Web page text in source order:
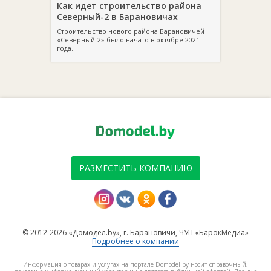
Как идет строительство района
Северный-2 в Барановичах
Строительство нового района Барановичей
«Северный-2» было начато в октябре 2021
года.
РАЗМЕСТИТЬ КОМПАНИЮ
© 2012-2026 «Домодел.by», г. Барановичи, ЧУП «БарокМедиа»
Подробнее о компании
Информация о товарах и услугах на портале Domodel.by носит справочный,